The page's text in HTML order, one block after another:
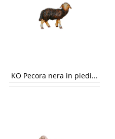
KO Pecora nera in piedi...